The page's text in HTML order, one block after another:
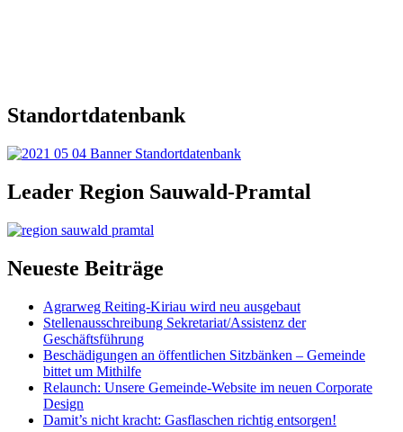
Standortdatenbank
Leader Region Sauwald-Pramtal
Neueste Beiträge
Agrarweg Reiting-Kiriau wird neu ausgebaut
Stellenausschreibung Sekretariat/Assistenz der
Geschäftsführung
Beschädigungen an öffentlichen Sitzbänken – Gemeinde
bittet um Mithilfe
Relaunch: Unsere Gemeinde-Website im neuen Corporate
Design
Damit’s nicht kracht: Gasflaschen richtig entsorgen!